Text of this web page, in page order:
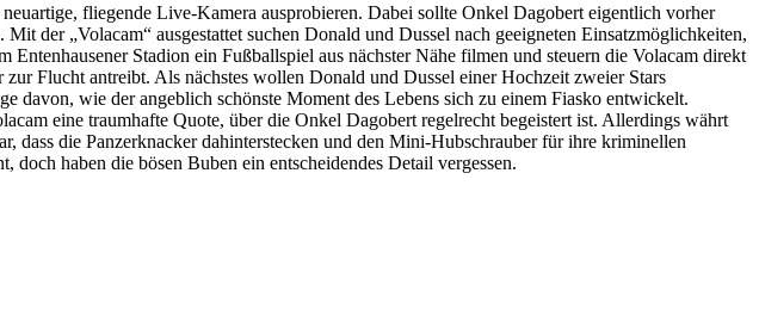
fliegende Live-Kamera ausprobieren. Dabei sollte Onkel Dagobert eigentlich vorher
der „Volacam“ ausgestattet suchen Donald und Dussel nach geeigneten Einsatzmöglichkeiten,
Stadion ein Fußballspiel aus nächster Nähe filmen und steuern die Volacam direkt
Flucht antreibt. Als nächstes wollen Donald und Dussel einer Hochzeit zweier Stars
davon, wie der angeblich schönste Moment des Lebens sich zu einem Fiasko entwickelt.
eine traumhafte Quote, über die Onkel Dagobert regelrecht begeistert ist. Allerdings währt
dass die Panzerknacker dahinterstecken und den Mini-Hubschrauber für ihre kriminellen
haben die bösen Buben ein entscheidendes Detail vergessen.